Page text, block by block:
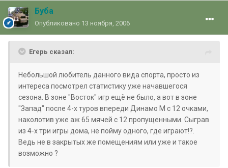
Буба
Опубликовано 13 ноября, 2006
Егерь сказал:
Небольшой любитель данного вида спорта, просто из
интереса посмотрел статистику уже начавшегося
сезона. В зоне "Восток" игр ещё не было, а вот в зоне
"Запад" после 4-х туров впереди Динамо М с 12 очками,
наколотив уже аж 65 мячей с 12 пропущенными. Сыграв
из 4-х три игры дома, не пойму одного, где играют!?.
Ведь не в закрытых же помещениям или уже и такое
возможно ?